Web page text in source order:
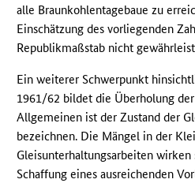
alle Braunkohlentagebaue zu
Einschätzung des vorliegenden
Republikmaßstab nicht
Ein weiterer Schwerpunkt
1961/62 bildet die Überholung
Allgemeinen ist der Zustand der
bezeichnen. Die Mängel in der
Gleisunterhaltungsarbeiten
Schaffung eines ausreichenden